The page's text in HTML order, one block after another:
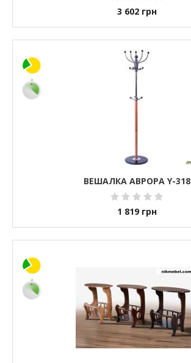
3 602 грн
ВЕШАЛКА АВРОРА Y-318
1 819 грн